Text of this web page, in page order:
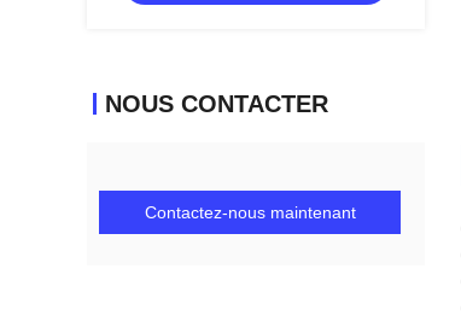
les applications LOX LIN LAR
NOUS CONTACTER
Contactez-nous maintenant